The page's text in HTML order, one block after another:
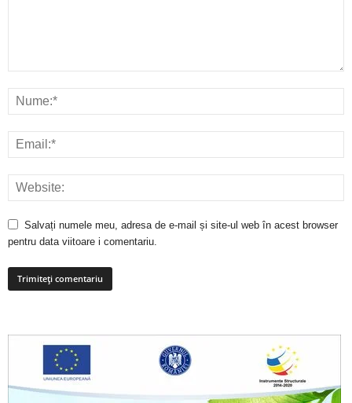
Salvați numele meu, adresa de e-mail și site-ul web în acest browser
pentru data viitoare i comentariu.